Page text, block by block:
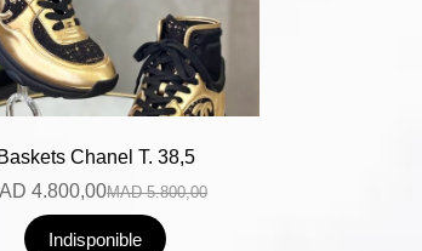
Baskets Chanel T. 38,5
MAD5.800,00
4.800,00
Indisponible